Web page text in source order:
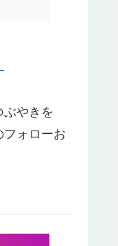
やきを
フォローお